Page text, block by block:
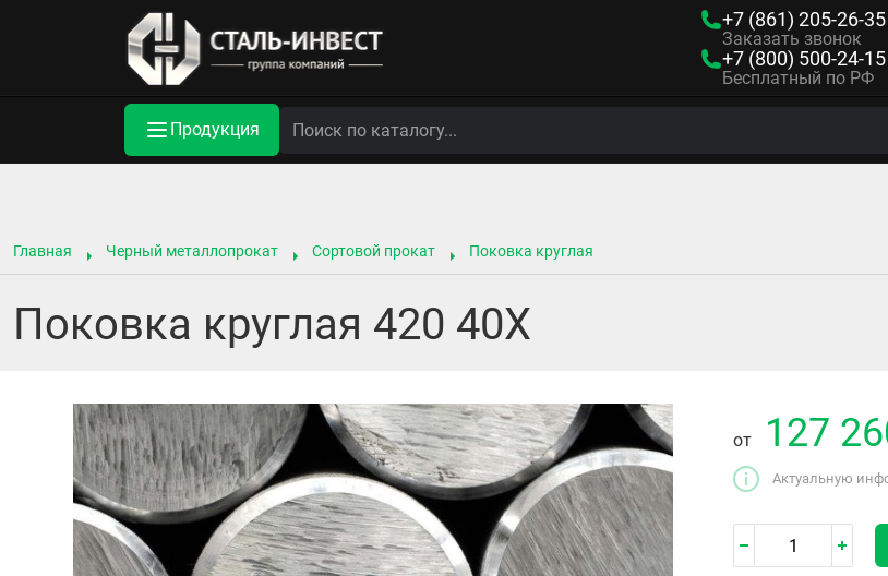
+7 (861) 205-26-35
Заказать звонок
+7 (800) 500-24-15
Бесплатный по РФ
Продукция
Главная Черный металлопрокат Сортовой прокат Поковка круглая
Поковка круглая 420 40Х
от 127
Актуальную